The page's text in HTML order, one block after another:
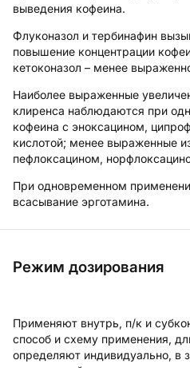
выведения кофеина.
Флуконазол и тербинафин
повышение концентрации
кетоконазол – менее
Наиболее выраженные
клиренса наблюдаются при
кофеина с эноксацином,
кислотой; менее выраженные
пефлоксацином,
При одновременном
всасывание эрготамина.
Режим дозирования
Применяют внутрь, п/к и
способ и схему применения,
определяют индивидуально, в